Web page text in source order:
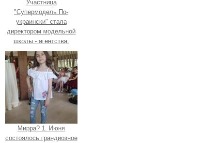
Участница
"Супермодель По-
украински" стала
директором модельной
школы - агентства.
Мирра? 1. Июня
состоялось грандиозное